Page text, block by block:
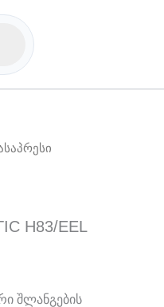
H83/EEL
შლანგების